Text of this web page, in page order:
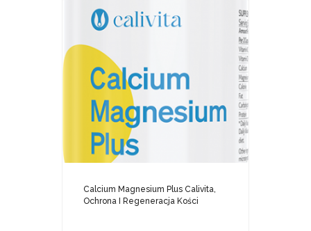
Calcium Magnesium Plus Calivita,
Ochrona I Regeneracja Kości